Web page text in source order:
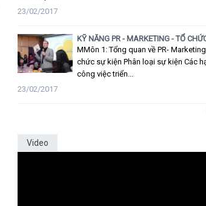
23/02/2017
KỸ NĂNG PR - MARKETING - TỔ
MMôn 1: Tổng quan về PR-
chức sự kiện Phân loại sự kiện Các
công việc triển...
23/02/2017
Video